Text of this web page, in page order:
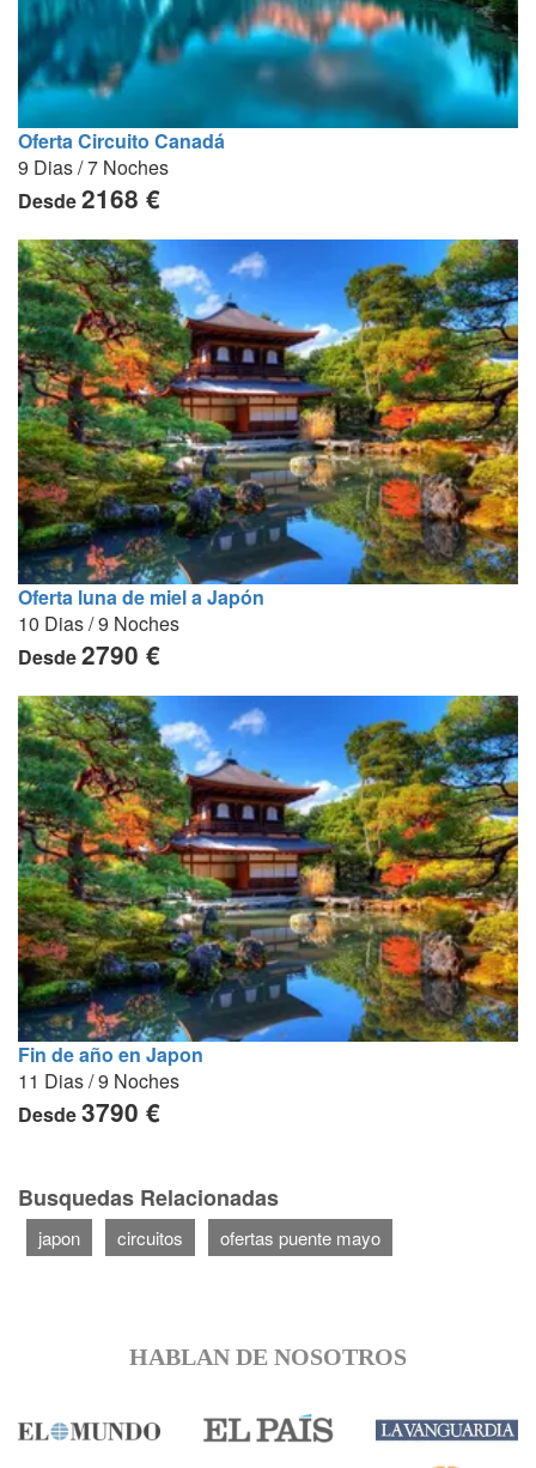
Oferta Circuito Canadá
9 Dias / 7 Noches
Desde2168 €
Oferta luna de miel a Japón
10 Dias / 9 Noches
Desde2790 €
Fin de año en Japon
11 Dias / 9 Noches
Desde3790 €
Busquedas Relacionadas
japon circuitos ofertas puente mayo
HABLAN DE NOSOTROS